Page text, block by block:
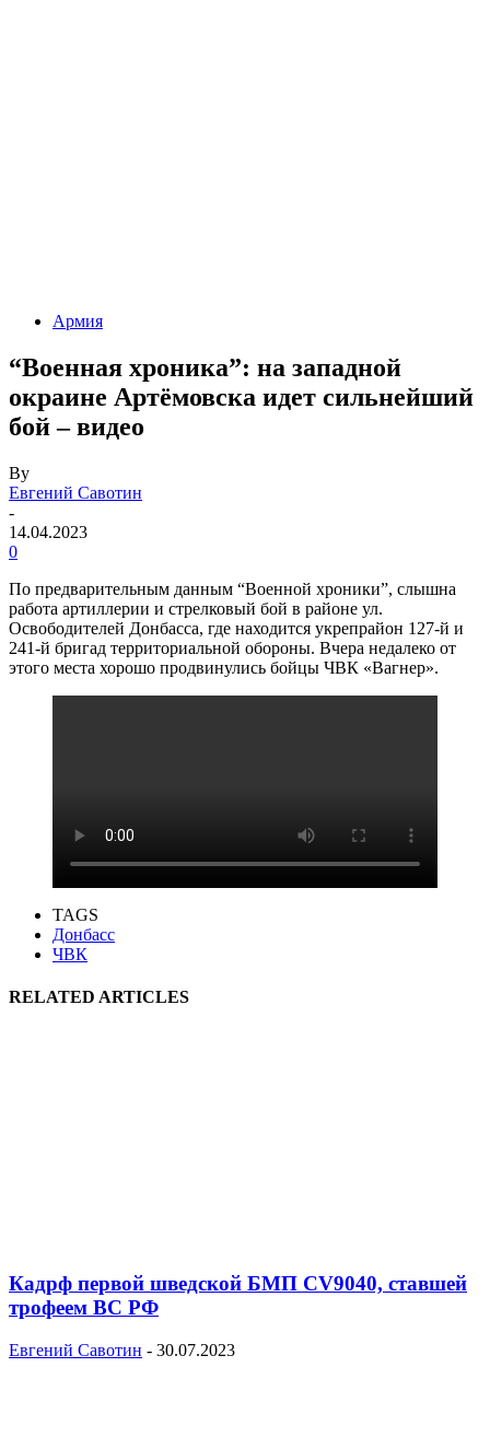
Армия
“Военная хроника”: на западной
окраине Артёмовска идет сильнейший
бой – видео
By
Евгений Савотин
-
14.04.2023
0
По предварительным данным “Военной хроники”, слышна
работа артиллерии и стрелковый бой в районе ул.
Освободителей Донбасса, где находится укрепрайон 127-й и
241-й бригад территориальной обороны. Вчера недалеко от
этого места хорошо продвинулись бойцы ЧВК «Вагнер».
TAGS
Донбасс
ЧВК
RELATED ARTICLES
Кадрф первой шведской БМП CV9040, ставшей
трофеем ВС РФ
Евгений Савотин - 30.07.2023